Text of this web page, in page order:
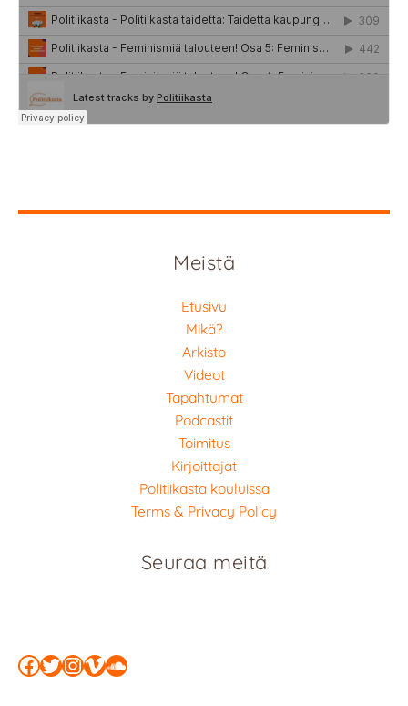
Meistä
Etusivu
Mikä?
Arkisto
Videot
Tapahtumat
Podcastit
Toimitus
Kirjoittajat
Politiikasta kouluissa
Terms & Privacy Policy
Seuraa meitä
Facebook
Twitter
Instagram
Vimeo
SoundCloud